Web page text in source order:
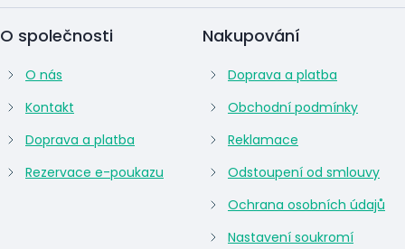
O společnosti
O nás
Kontakt
Doprava a platba
Rezervace e-poukazu
Nakupování
Doprava a platba
Obchodní podmínky
Reklamace
Odstoupení od smlouvy
Ochrana osobních údajů
Nastavení soukromí